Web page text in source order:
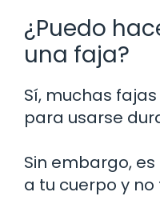
¿Puedo
una faja?
Sí, muchas
para usarse
Sin embargo,
a tu cuerpo y